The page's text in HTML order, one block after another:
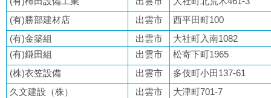
(有)勝部建材店
出雲市
西平田町100
(有)金築組
出雲市
大社町入南1082
(有)鎌田組
出雲市
松寄下町1965
(株)衣笠設備
出雲市
多伎町小田137-61
久文建設（株）
出雲市
大津町701-7